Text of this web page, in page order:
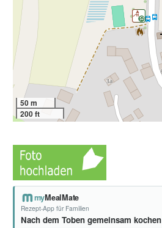
50 m
200 ft
myMealMate
Rezept-App für Familien
Nach dem Toben gemeinsam kochen